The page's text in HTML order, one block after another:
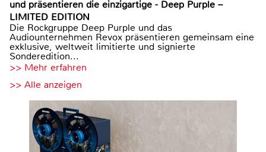
und präsentieren die einzigartige - Deep Purple –
LIMITED EDITION
Die Rockgruppe Deep Purple und das
Audiounternehmen Revox präsentieren gemeinsam eine
exklusive, weltweit limitierte und signierte
Sonderedition...
>> Mehr erfahren
>> Alle anzeigen